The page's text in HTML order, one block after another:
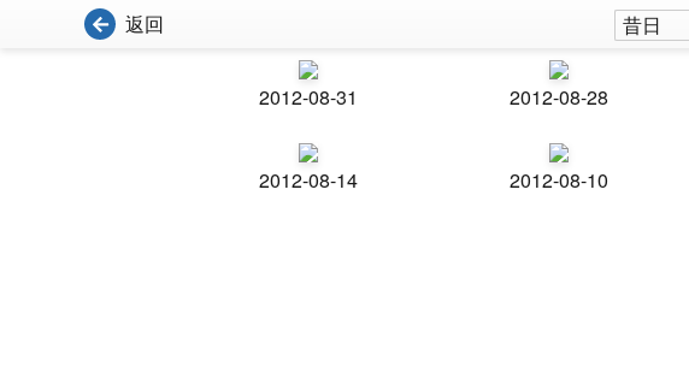
返回 昔日
2012-08-31 2012-08-28
2012-08-14 2012-08-10